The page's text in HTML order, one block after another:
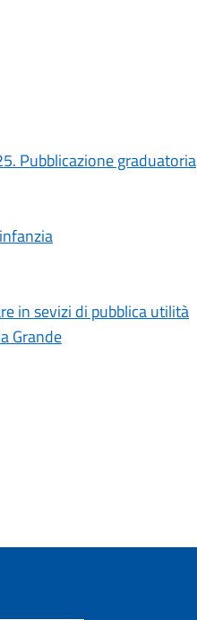
Pubblicazione graduatoria
in sevizi di pubblica utilità
Grande